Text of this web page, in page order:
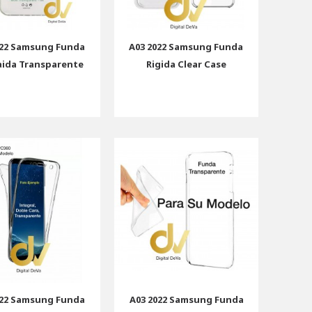
Samsung Funda
Transparente
A03 2022 Samsung Funda
Rigida Clear Case
Samsung Funda
A03 2022 Samsung Funda